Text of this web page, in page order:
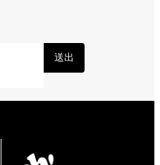
送出